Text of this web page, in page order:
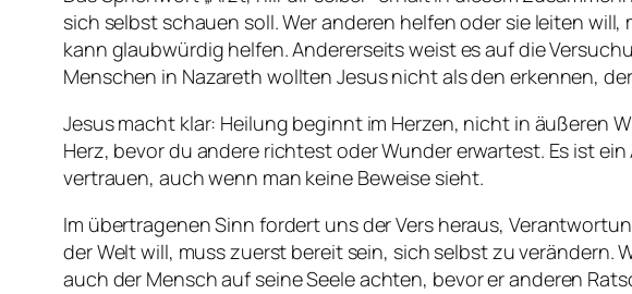
sich selbst schauen soll. Wer anderen helfen oder sie leiten
kann glaubwürdig helfen. Andererseits weist es auf die
Menschen in Nazareth wollten Jesus nicht als den erkennen,
Jesus macht klar: Heilung beginnt im Herzen, nicht in äußeren
Herz, bevor du andere richtest oder Wunder erwartest. Es ist
vertrauen, auch wenn man keine Beweise sieht.
Im übertragenen Sinn fordert uns der Vers heraus,
der Welt will, muss zuerst bereit sein, sich selbst zu verändern.
auch der Mensch auf seine Seele achten, bevor er anderen